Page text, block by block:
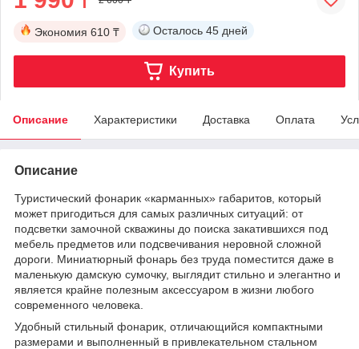
Экономия 610 ₸ Осталось 45 дней
Купить
Описание Характеристики Доставка Оплата
Описание
Туристический фонарик «карманных» габаритов, который
может пригодиться для самых различных ситуаций: от
подсветки замочной скважины до поиска закатившихся под
мебель предметов или подсвечивания неровной сложной
дороги. Миниатюрный фонарь без труда поместится даже в
маленькую дамскую сумочку, выглядит стильно и элегантно и
является крайне полезным аксессуаром в жизни любого
современного человека.
Удобный стильный фонарик, отличающийся компактными
размерами и выполненный в привлекательном стальном